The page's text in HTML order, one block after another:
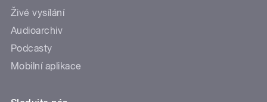
Živé vysílání
Audioarchiv
Podcasty
Mobilní aplikace